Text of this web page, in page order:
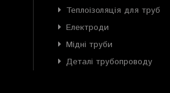
Теплоізоляція для труб
Електроди
Мідні труби
Деталі трубопроводу